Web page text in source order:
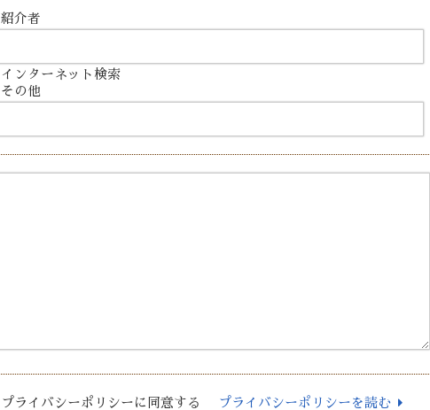
紹介者
インターネット検索
その他
プライバシーポリシーに同意する プライバシーポリシーを読む